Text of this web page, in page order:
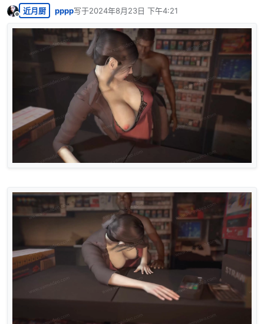
离线
近月厨 pppp写于2024年8月23日 下午4:21
最后由 编辑